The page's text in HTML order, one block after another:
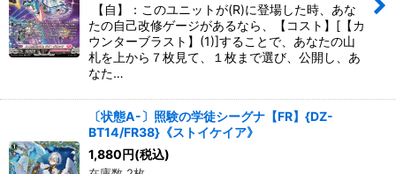
【自】：このユニットが(R)に登場した時、あな
たの自己改修ゲージがあるなら、【コスト】[【カ
ウンターブラスト】(1)]することで、あなたの山
札を上から７枚見て、１枚まで選び、公開し、あ
なた…
〔状態A-〕照験の学徒シーグナ【FR】{DZ-
BT14/FR38}《ストイケイア》
1,880円(税込)